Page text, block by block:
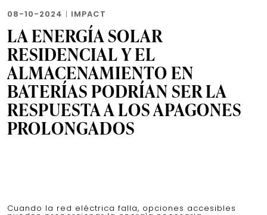
08-10-2024 | IMPACT
LA ENERGÍA SOLAR
RESIDENCIAL Y EL
ALMACENAMIENTO EN
BATERÍAS PODRÍAN SER LA
RESPUESTA A LOS APAGONES
PROLONGADOS
Cuando la red eléctrica falla, opciones accesibles